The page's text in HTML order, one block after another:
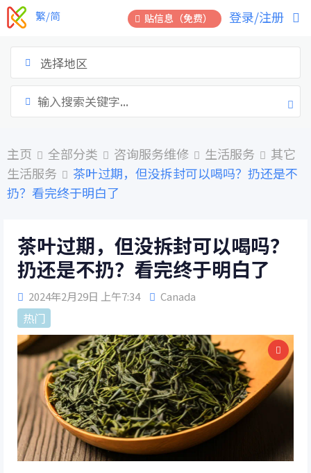
跳
到
贴信息（免费） 登录/注册
繁/简
选择地区
主页 全部分类 咨询服务维修 生活服务
其它
生活服务
茶叶过期，但没拆封可以喝吗？扔还是不
扔？看完终于明白了
茶叶过期，但没拆封可以喝吗？
扔还是不扔？看完终于明白了
2024年2月29日 上午7:34 Canada
热门